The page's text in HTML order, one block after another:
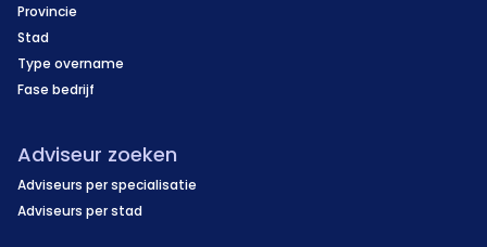
Provincie
Stad
Type overname
Fase bedrijf
Adviseur zoeken
Adviseurs per specialisatie
Adviseurs per stad